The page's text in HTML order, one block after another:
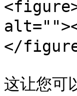
</
这让您可